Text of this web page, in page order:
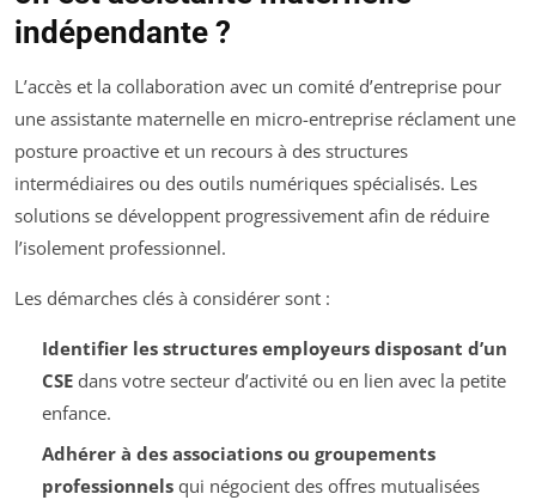
indépendante ?
L’accès et la collaboration avec un comité d’entreprise pour
une assistante maternelle en micro-entreprise réclament une
posture proactive et un recours à des structures
intermédiaires ou des outils numériques spécialisés. Les
solutions se développent progressivement afin de réduire
l’isolement professionnel.
Les démarches clés à considérer sont :
Identifier les structures employeurs disposant d’un
CSEdans votre secteur d’activité ou en lien avec la petite
enfance.
Adhérer à des associations ou groupements
professionnelsqui négocient des offres mutualisées